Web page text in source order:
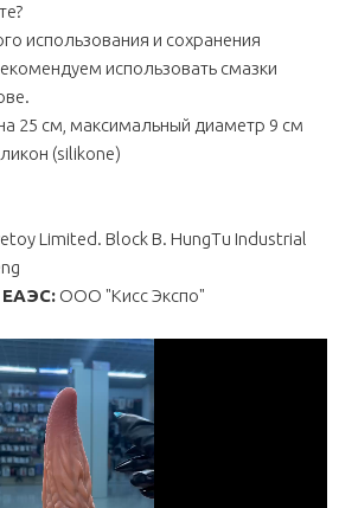
использования и сохранения
использовать смазки
25 см, максимальный диаметр 9 см
(silikone)
Limited. Block B. HungTu Industrial
ЕАЭС: ОOО "Кисс Экспо"